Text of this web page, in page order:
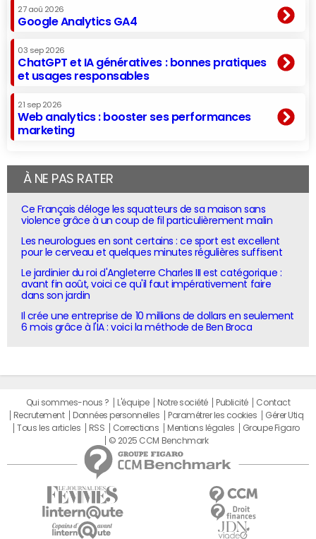
27 aoû 2026
Google Analytics GA4
03 sep 2026
ChatGPT et IA génératives : bonnes pratiques
et usages responsables
21 sep 2026
Web analytics : booster ses performances
marketing
À NE PAS RATER
Ce Français déloge les squatteurs de sa maison sans
violence grâce à un coup de fil particulièrement malin
Les neurologues en sont certains : ce sport est excellent
pour le cerveau et quelques minutes régulières suffisent
Le jardinier du roi d'Angleterre Charles III est catégorique :
avant fin août, voici ce qu'il faut impérativement faire
dans son jardin
Il crée une entreprise de 10 millions de dollars en seulement
6 mois grâce à l'IA : voici la méthode de Ben Broca
Qui sommes-nous ? L'équipe Notre société Publicité
Contact
Recrutement
Données personnelles Paramétrer les cookies
Gérer Utiq
Tous les articles
RSS Corrections Mentions légales
Groupe Figaro
© 2025 CCM Benchmark